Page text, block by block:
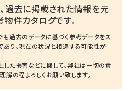
過去に掲載された情報を元
物件カタログです。
も過去のデータに基づく参考データをス
あり、現在の状況と相違する可能性が
した損害などに関して、弊社は一切の責
解の程よろしくお願い致します。